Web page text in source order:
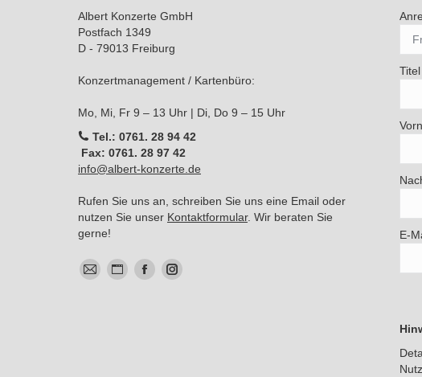
Albert Konzerte GmbH
Postfach 1349
D - 79013 Freiburg
Konzertmanagement / Kartenbüro:
Mo, Mi, Fr 9 – 13 Uhr | Di, Do 9 – 15 Uhr
Tel.: 0761. 28 94 42
Fax: 0761. 28 97 42
info@albert-konzerte.de
Rufen Sie uns an, schreiben Sie uns eine Email oder
nutzen Sie unser Kontaktformular. Wir beraten Sie
gerne!
E-
WebsiteFacebookInstagram
Titel
E-